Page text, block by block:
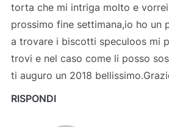
torta che mi intriga molto e
prossimo fine settimana,io ho un
a trovare i biscotti speculoos mi
trovi e nel caso come li posso
ti auguro un 2018
RISPONDI